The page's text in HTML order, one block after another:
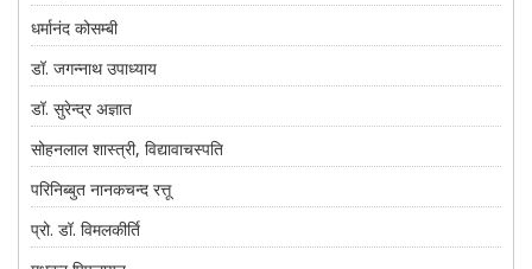
धर्मानंद कोसम्बी
डॉ. जगन्नाथ उपाध्याय
डॉ. सुरेन्द्र अज्ञात
सोहनलाल शास्त्री, विद्यावाचस्पति
परिनिब्बुत नानकचन्द रत्तू
प्रो. डॉ. विमलकीर्ति